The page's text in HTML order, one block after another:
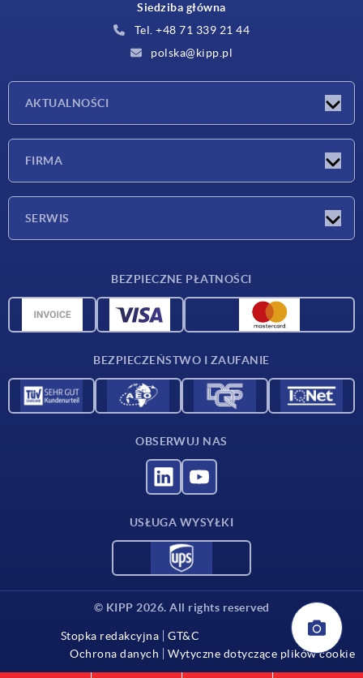
Siedziba główna
Tel. +48 71 339 21 44
polska@kipp.pl
AKTUALNOŚCI
FIRMA
SERWIS
Dane CAD
BEZPIECZNE PŁATNOŚCI
BEZPIECZEŃSTWO I ZAUFANIE
OBSERWUJ NAS
USŁUGA WYSYŁKI
© KIPP 2026. All rights reserved
Stopka redakcyjna
GT&C
Ochrona danych
Wytyczne dotyczące plików cookie